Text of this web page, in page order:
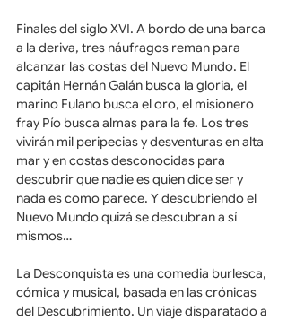
Finales del siglo XVI. A bordo de una barca
a la deriva, tres náufragos reman para
alcanzar las costas del Nuevo Mundo. El
capitán Hernán Galán busca la gloria, el
marino Fulano busca el oro, el misionero
fray Pío busca almas para la fe. Los tres
vivirán mil peripecias y desventuras en alta
mar y en costas desconocidas para
descubrir que nadie es quien dice ser y
nada es como parece. Y descubriendo el
Nuevo Mundo quizá se descubran a sí
mismos…
La Desconquista es una comedia burlesca,
cómica y musical, basada en las crónicas
del Descubrimiento. Un viaje disparatado a